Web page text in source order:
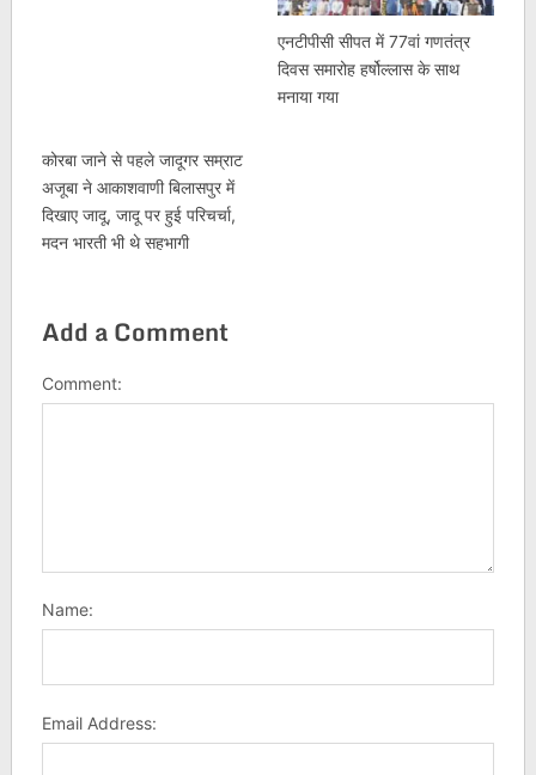
एनटीपीसी सीपत में 77वां गणतंत्र
दिवस समारोह हर्षोल्लास के साथ
मनाया गया
कोरबा जाने से पहले जादूगर सम्राट
अजूबा ने आकाशवाणी बिलासपुर में
दिखाए जादू, जादू पर हुई परिचर्चा,
मदन भारती भी थे सहभागी
Add a Comment
Comment:
Name:
Email Address: